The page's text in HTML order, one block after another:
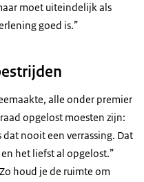
moet uiteindelijk als
goed is.”
alle onder premier
opgelost moesten zijn:
dat nooit een verrassing. Dat
het liefst al opgelost.”
houd je de ruimte om